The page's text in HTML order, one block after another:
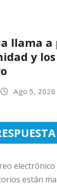
llama
y
Ago 5, 2026
están